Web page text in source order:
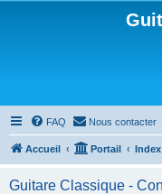
FAQ Nous contacter
Accueil Portail
Guitare Classique -